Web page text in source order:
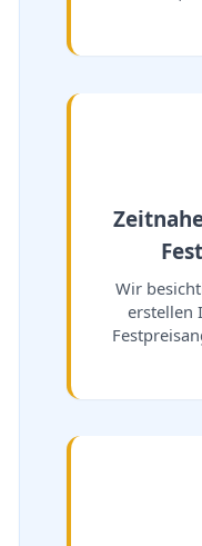
Wir
erstellen